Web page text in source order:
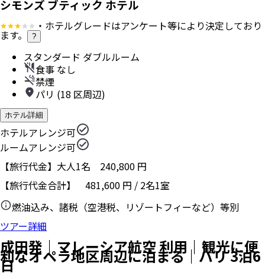
シモンズ ブティック ホテル
・ホテルグレードはアンケート等により決定しており
ます。 ?
スタンダード ダブルルーム
食事 なし
禁煙
パリ (18 区周辺)
ホテル詳細
ホテルアレンジ可
ルームアレンジ可
【旅行代金】大人1名 240,800 円
【旅行代金合計】 481,600 円 / 2名1室
燃油込み、諸税（空港税、リゾートフィーなど）等別
ツアー詳細
成田発｜マレーシア航空 利用｜観光に便
利なオペラ地区周辺に泊まる｜パリ 3泊6
日